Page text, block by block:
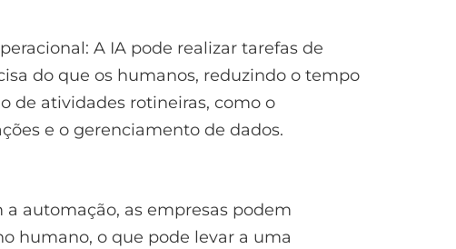
A IA pode realizar tarefas de
do que os humanos, reduzindo o tempo
de atividades rotineiras, como o
e o gerenciamento de dados.
a automação, as empresas podem
humano, o que pode levar a uma